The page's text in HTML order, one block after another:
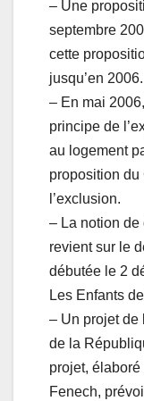
– Une
septembre
cette
jusqu’en 2006.
– En mai
principe de
au logement
proposition
l’exclusion.
– La notion
revient sur le
débutée le 2
Les Enfants
– Un projet de
de la
projet,
Fenech,